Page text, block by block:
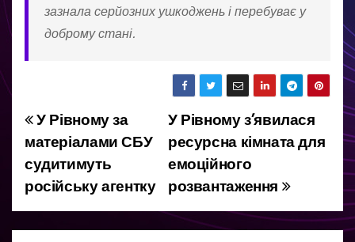
зазнала серйозних ушкоджень і перебуває у
доброму стані.
Н
а
в
і
У Рівному з’явилася
ресурсна кімната для
емоційного
розвантаження
У Рівному за
матеріалами СБУ
судитимуть
російську агентку